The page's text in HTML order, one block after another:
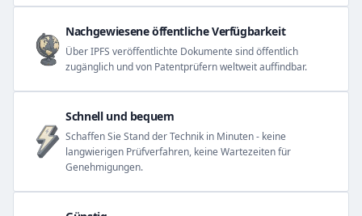
Nachgewiesene öffentliche Verfügbarkeit
Über IPFS veröffentlichte Dokumente sind öffentlich
zugänglich und von Patentprüfern weltweit auffindbar.
Schnell und bequem
Schaffen Sie Stand der Technik in Minuten - keine
langwierigen Prüfverfahren, keine Wartezeiten für
Genehmigungen.